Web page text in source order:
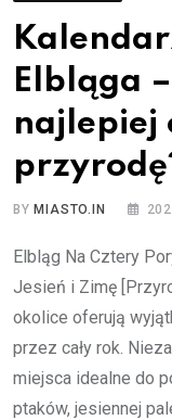
Elbląga
najlepiej
BYMIASTO.IN
Elbląg Na Cztery
Jesień i Zimę
okolice oferują
przez cały rok.
miejsca idealne do
ptaków, jesiennej